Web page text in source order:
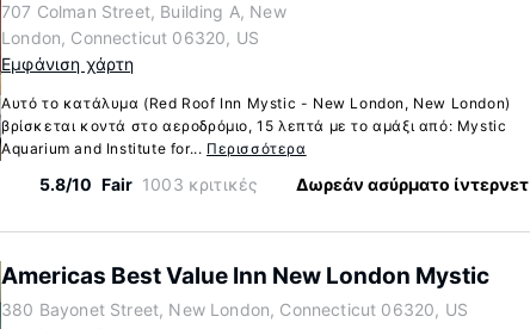
707 Colman Street, Building A, New
London, Connecticut 06320, US
Εμφάνιση χάρτη
Αυτό το κατάλυμα (Red Roof Inn Mystic - New London, New London)
βρίσκεται κοντά στο αεροδρόμιο, 15 λεπτά με το αμάξι από: Mystic
Aquarium and Institute for... Περισσότερα
5.8/10 Fair 1003 κριτικές Δωρεάν ασύρματο ίντερνετ
Americas Best Value Inn New London Mystic
380 Bayonet Street, New London, Connecticut 06320, US